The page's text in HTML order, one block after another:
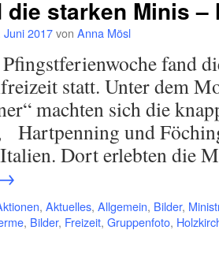
starken Minis –
Juni 2017von Anna Mösl
fand
statt. Unter dem
machten sich die
und
Dort erlebten die
, Aktuelles, Allgemein, Bilder,
, Bilder, Freizeit, Gruppenfoto,